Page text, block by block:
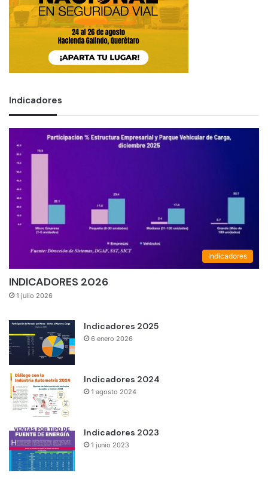
Indicadores
Indicadores
INDICADORES 2026
1 julio 2026
Indicadores 2025
6 enero 2026
Indicadores 2024
1 agosto 2024
Indicadores 2023
1 junio 2023